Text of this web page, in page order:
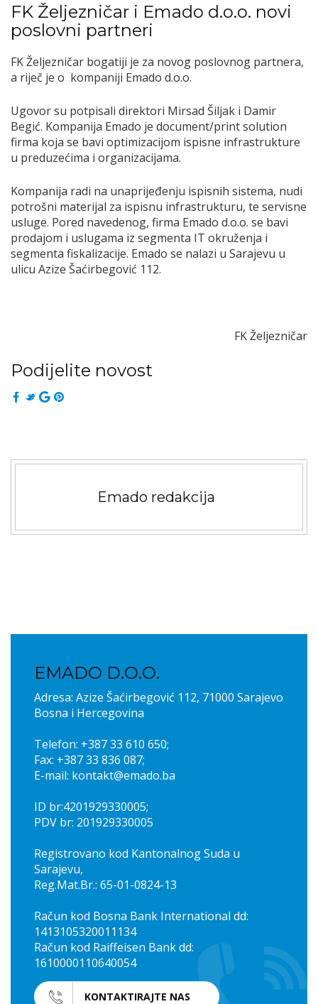
FK Željezničar i Emado d.o.o. novi
poslovni partneri
FK Željezničar bogatiji je za novog poslovnog partnera,
a riječ je o kompaniji Emado d.o.o.
Ugovor su potpisali direktori Mirsad Šiljak i Damir
Begić. Kompanija Emado je document/print solution
firma koja se bavi optimizacijom ispisne infrastrukture
u preduzećima i organizacijama.
Kompanija radi na unaprijeđenju ispisnih sistema, nudi
potrošni materijal za ispisnu infrastrukturu, te servisne
usluge. Pored navedenog, firma Emado d.o.o. se bavi
prodajom i uslugama iz segmenta IT okruženja i
segmenta fiskalizacije. Emado se nalazi u Sarajevu u
ulicu Azize Šaćirbegović 112.
FK Željezničar
Podijelite novost
Emado redakcija
EMADO D.O.O.
Adresa: Azize Šaćirbegović 112, 71000 Sarajevo
Bosna i Hercegovina
Telefon: +387 33 610 650;
Fax: +387 33 836 087;
E-mail: kontakt@emado.ba
ID br:4201929330005;
PDV br: 201929330005
Registrovano kod Kantonalnog Suda u
Sarajevu,
Reg.Mat.Br.: 65-01-0824-13
Račun kod Bosna Bank International dd:
1413105320011134
Račun kod Raiffeisen Bank dd:
1610000110640054
KONTAKTIRAJTE NAS